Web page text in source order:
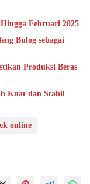
Februari 2025
Bulog sebagai
Produksi Beras
Kuat dan Stabil
online